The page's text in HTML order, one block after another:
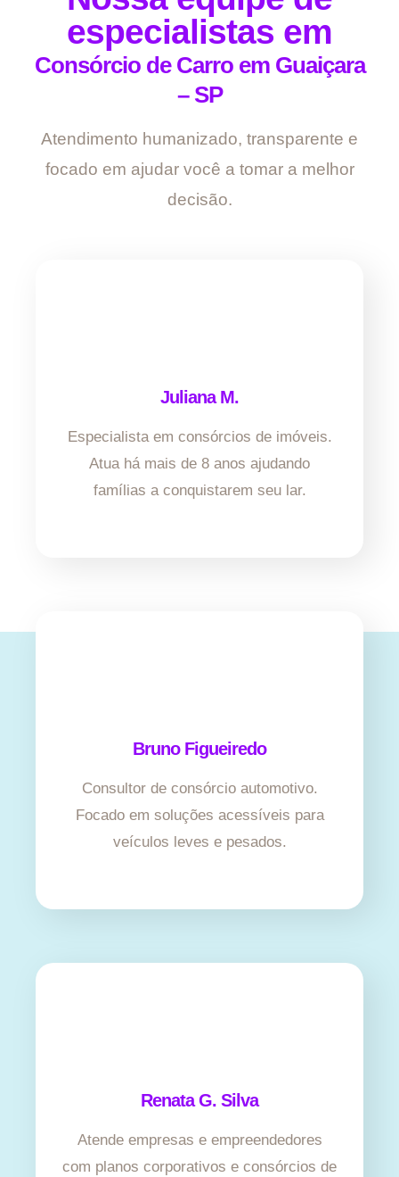
especialistas em
Consórcio de Carro em Guaiçara
– SP
Atendimento humanizado, transparente e
focado em ajudar você a tomar a melhor
decisão.
Juliana M.
Especialista em consórcios de imóveis.
Atua há mais de 8 anos ajudando
famílias a conquistarem seu lar.
Bruno Figueiredo
Consultor de consórcio automotivo.
Focado em soluções acessíveis para
veículos leves e pesados.
Renata G. Silva
Atende empresas e empreendedores
com planos corporativos e consórcios de